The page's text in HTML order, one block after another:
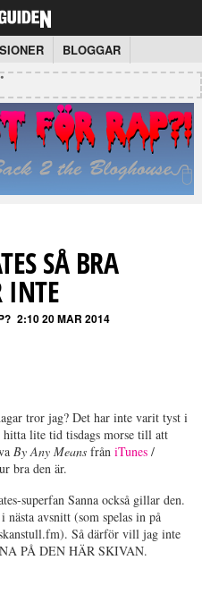
BLOGGAR
SÅ BRA
INTE
2:10 20 MAR 2014
tror jag? Det har inte varit tyst i
lite tid tisdags morse till att
By Any Means från iTunes /
bra den är.
superfan Sanna också gillar den.
avsnitt (som spelas in på
Så därför vill jag inte
PÅ DEN HÄR SKIVAN.